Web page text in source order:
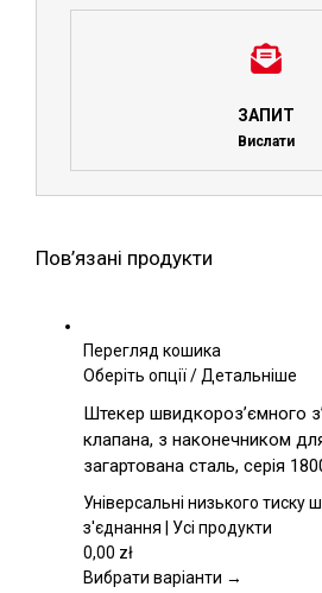
ЗАПИТ
Вислати
Пов’язані продукти
Перегляд кошика
Оберіть опціїЦей
має
кілька
варіантів.
Параметри
можна
на
/Детальніше
Штекер швидкороз’ємного
клапана, з наконечником
загартована сталь, серія
Універсальні низького тиску
з'єднання | Усі продукти
0,00 zł
Вибрати варіанти →